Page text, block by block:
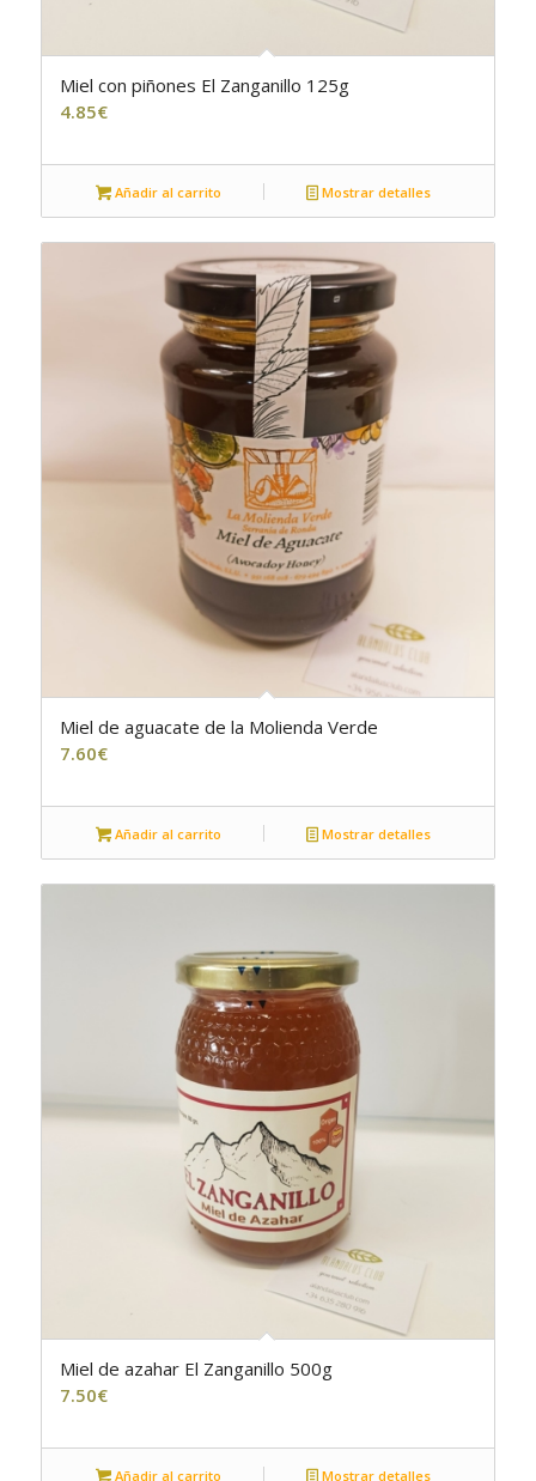
Miel con piñones El Zanganillo 125g
4.85€
Añadir al carrito Mostrar detalles
Miel de aguacate de la Molienda Verde
7.60€
Añadir al carrito Mostrar detalles
Miel de azahar El Zanganillo 500g
7.50€
Añadir al carrito Mostrar detalles